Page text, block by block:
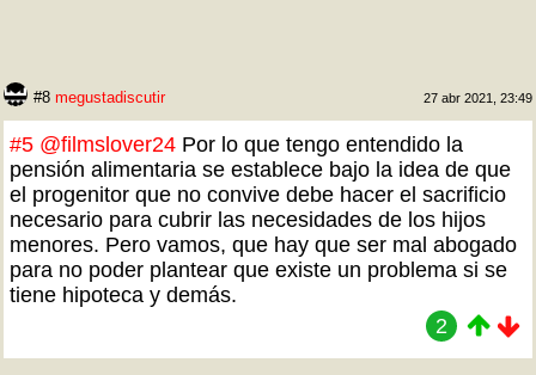
#8 megustadiscutir 27 abr 2021, 23:49
#5 @filmslover24 Por lo que tengo entendido la
pensión alimentaria se establece bajo la idea de que
el progenitor que no convive debe hacer el sacrificio
necesario para cubrir las necesidades de los hijos
menores. Pero vamos, que hay que ser mal abogado
para no poder plantear que existe un problema si se
tiene hipoteca y demás.
2